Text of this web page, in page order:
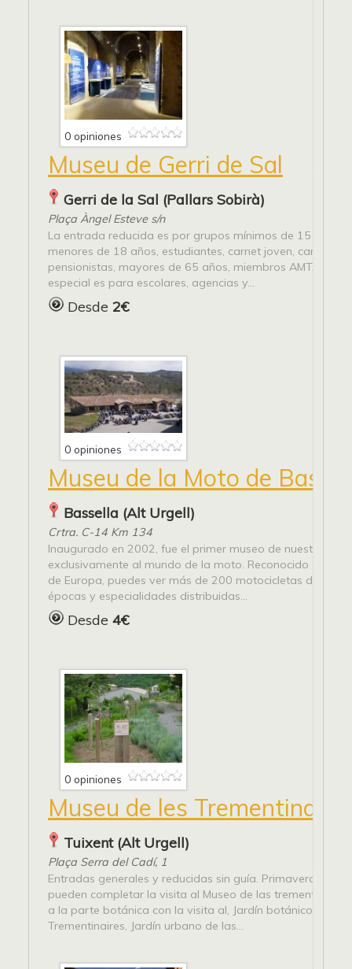
0 opiniones
Museu de Gerri de Sal
Gerri de la Sal (Pallars Sobirà)
Plaça Àngel Esteve s/n
La entrada reducida es por grupos mínimos de 15
menores de 18 años, estudiantes, carnet joven, carnet +
pensionistas, mayores de 65 años, miembros AMTAIC ...
especial es para escolares, agencias y...
Desde 2€
0 opiniones
Museu de la Moto de
Bassella (Alt Urgell)
Crtra. C-14 Km 134
Inaugurado en 2002, fue el primer museo de nuestro
exclusivamente al mundo de la moto. Reconocido entre
de Europa, puedes ver más de 200 motocicletas de
épocas y especialidades distribuidas...
Desde 4€
0 opiniones
Museu de les
Tuixent (Alt Urgell)
Plaça Serra del Cadí, 1
Entradas generales y reducidas sin guía. Primavera y
pueden completar la visita al Museo de las trementinaire
a la parte botánica con la visita al, Jardín botánico de las
Trementinaires, Jardín urbano de las...